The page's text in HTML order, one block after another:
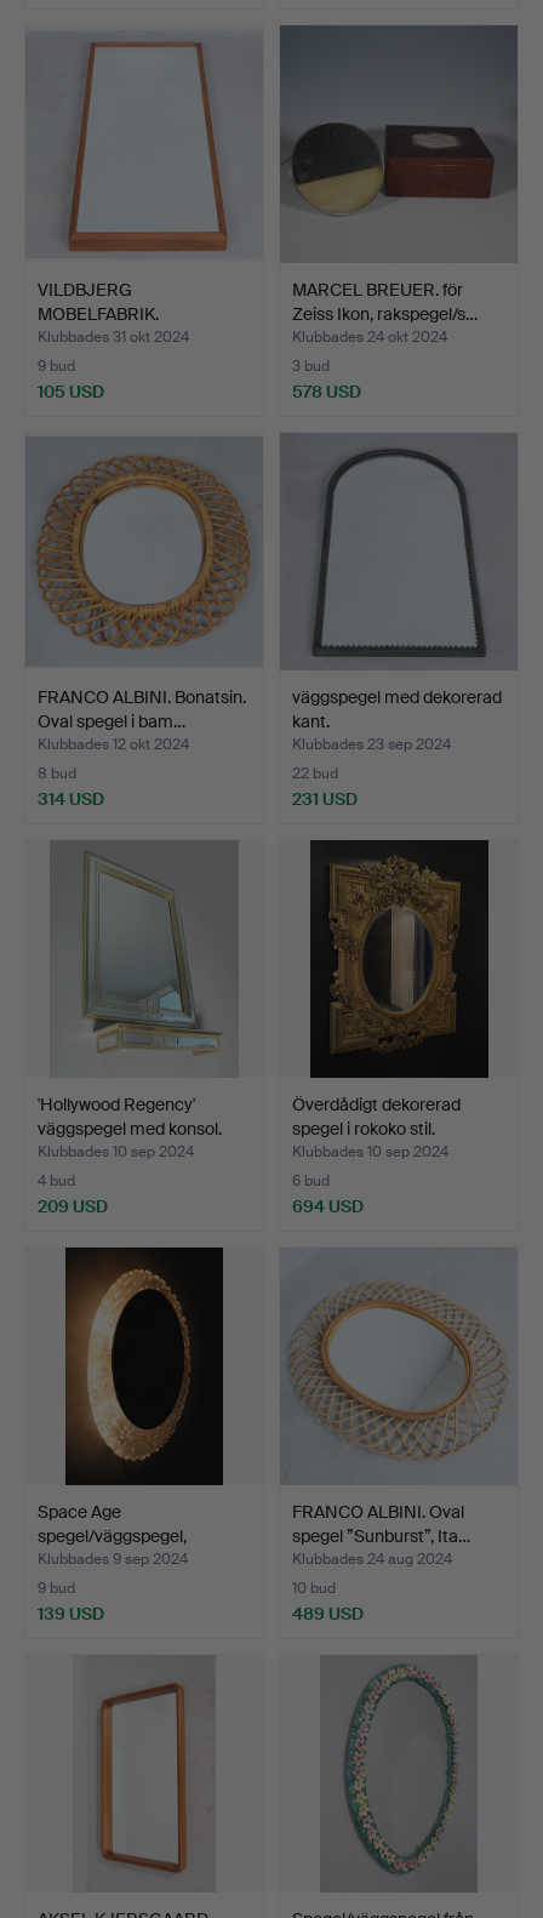
VILDBJERG
MOBELFABRIK.
Teakspegel, Danmark…
Klubbades 31 okt 2024
9 bud
105 USD
MARCEL BREUER. för
Zeiss Ikon, rakspegel/s…
Klubbades 24 okt 2024
3 bud
578 USD
FRANCO ALBINI. Bonatsin.
Oval spegel i bam…
Klubbades 12 okt 2024
8 bud
314 USD
väggspegel med dekorerad
kant.
Klubbades 23 sep 2024
22 bud
231 USD
'Hollywood Regency'
väggspegel med konsol.
Klubbades 10 sep 2024
4 bud
209 USD
Överdådigt dekorerad
spegel i rokoko stil.
Klubbades 10 sep 2024
6 bud
694 USD
Space Age
spegel/väggspegel,
Tyskland, 197…
Klubbades 9 sep 2024
9 bud
139 USD
FRANCO ALBINI. Oval
spegel ”Sunburst”, Ita…
Klubbades 24 aug 2024
10 bud
489 USD